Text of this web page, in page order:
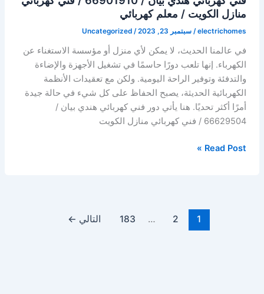
منازل الكويت / معلم كهربائي
electrichomes
/ سبتمبر 23, 2023 /
Uncategorized
في عالمنا الحديث، لا يمكن لأي منزل أو مؤسسة الاستغناء عن
الكهرباء. إنها تلعب دورًا حاسمًا في تشغيل الأجهزة والإضاءة
والتدفئة وتوفير الراحة اليومية. ولكن مع تعقيدات الأنظمة
الكهربائية الحديثة، يصبح الحفاظ على كل شيء في حالة جيدة
أمرًا أكثر تحديًا. هنا يأتي دور فني كهربائي هندي بيان /
66629504 / فني كهربائي منازل الكويت
فني
Read Post »
1
2
…
183 التالي ←